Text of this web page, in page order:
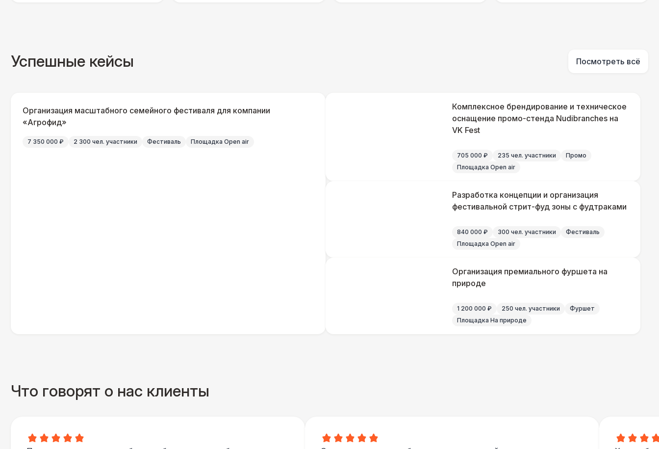
Успешные кейсы Посмотреть всё
Организация масштабного семейного фестиваля для компании
«Агрофид»
7 350 000 ₽ 2 300 чел. участники Фестиваль Площадка Open air
Комплексное брендирование и техническое
оснащение промо-стенда Nudibranches на
VK Fest
705 000 ₽ 235 чел. участники
Промо
Площадка Open air
Разработка концепции и организация
фестивальной стрит-фуд зоны с фудтраками
840 000 ₽ 300 чел. участники
Фестиваль
Площадка Open air
Организация премиального фуршета на
природе
1 200 000 ₽ 250 чел. участники
Фуршет
Площадка На природе
Что говорят о нас клиенты